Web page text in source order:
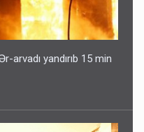
arvadı yandırıb 15 min